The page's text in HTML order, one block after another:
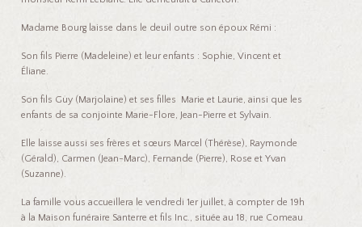
Madame Bourg laisse dans le deuil outre son époux Rémi :
Son fils Pierre (Madeleine) et leur enfants : Sophie, Vincent et
Éliane.
Son fils Guy (Marjolaine) et ses filles Marie et Laurie, ainsi que les
enfants de sa conjointe Marie-Flore, Jean-Pierre et Sylvain.
Elle laisse aussi ses frères et sœurs Marcel (Thérèse), Raymonde
(Gérald), Carmen (Jean-Marc), Fernande (Pierre), Rose et Yvan
(Suzanne).
La famille vous accueillera le vendredi 1er juillet, à compter de 19h
à la Maison funéraire Santerre et fils Inc., située au 18, rue Comeau